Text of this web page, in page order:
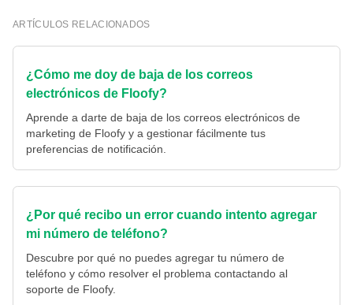
ARTÍCULOS RELACIONADOS
¿Cómo me doy de baja de los correos
electrónicos de Floofy?
Aprende a darte de baja de los correos electrónicos de
marketing de Floofy y a gestionar fácilmente tus
preferencias de notificación.
¿Por qué recibo un error cuando intento agregar
mi número de teléfono?
Descubre por qué no puedes agregar tu número de
teléfono y cómo resolver el problema contactando al
soporte de Floofy.